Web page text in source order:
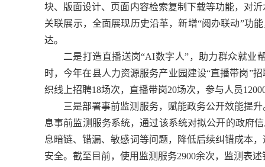
块、版面设计、页面内容检索复制下载等功能，对
关联展示，全面展现历史沿革，新增“阅办联动”功
达。
二是打造直播送岗“AI数字人”，助力群众就业
时，今年在县人力资源服务产业园建设“直播带岗”
织线上招聘18场次，直播带岗20场次，参与人员
三是部署事前监测服务，赋能政务公开效能提
息事前监测服务系统，通过该系统对拟公开的政府
息暗链、错漏、敏感词等问题，降低后续纠错成本
安全。截至目前，使用监测服务2900余次，监测表